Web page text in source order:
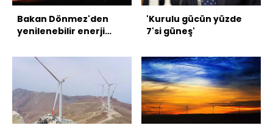
Bakan Dönmez'den
yenilenebilir enerji
'Kurulu gücün yüzde
7'si güneş'